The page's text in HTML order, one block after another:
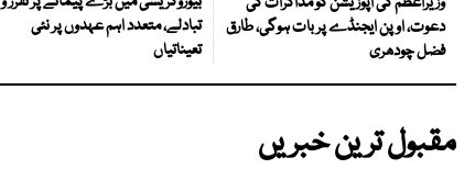
دعوت، اوپن ایجنڈے پر بات ہوگی، طارق
فضل چودھری
تبادلے، متعدد اہم عہدوں پر نئی
تعیناتیاں
مقبول ترین خبریں